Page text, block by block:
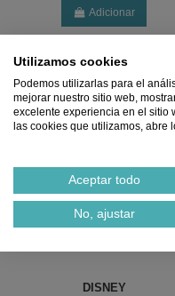
Adicionar
%
DISNEY
Utilizamos cookies
Podemos utilizarlas para el
mejorar nuestro sitio web,
excelente experiencia en el sitio
las cookies que utilizamos, abre
Aceptar todo
No, ajustar